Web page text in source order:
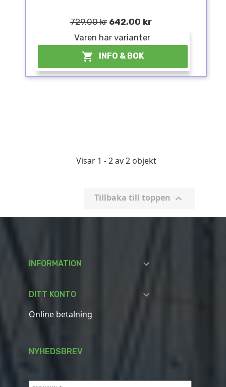
729,00 kr 642,00 kr
Varen har varianter
 INFO & BOK
Visar 1 - 2 av 2 objekt
Tillbaka till toppen 
INFORMATION 
DITT KONTO 
Online betalning
NYHEDSBREV